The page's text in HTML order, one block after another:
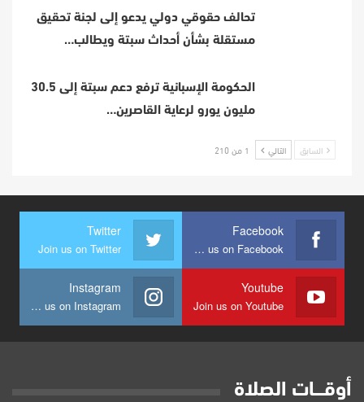
تحالف حقوقي دولي يدعو إلى لجنة تحقيق
مستقلة بشأن أحداث سبتة ويطالب…
الحكومة الإسبانية ترفع دعم سبتة إلى 30.5
مليون يورو لرعاية القاصرين…
السابق التالي 1 من 210
Facebook
Join us on Facebook
Twitter
Join us on Twitter
Youtube
Join us on Youtube
Instagram
Join us on Instagram
أوقــــات الصلاة